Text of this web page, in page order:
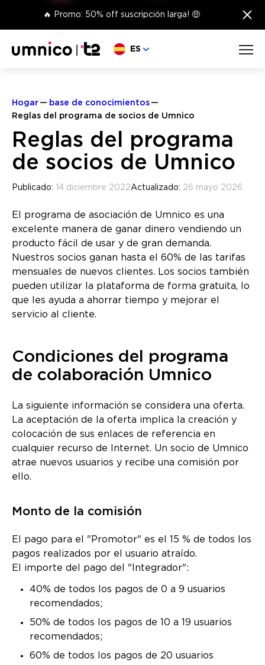
🔥 Promo: 50% off suscripción larga! 🤑 ×
Elige lengua
ES
Hogar
base de conocimientos
Reglas del programa de socios de Umnico
Reglas del programa
de socios de Umnico
Publicado: 14 diciembre 2022Actualizado: 26 mayo 2026
El programa de asociación de Umnico es una
excelente manera de ganar dinero vendiendo un
producto fácil de usar y de gran demanda.
Nuestros socios ganan hasta el 60% de las tarifas
mensuales de nuevos clientes. Los socios también
pueden utilizar la plataforma de forma gratuita, lo
que les ayuda a ahorrar tiempo y mejorar el
servicio al cliente.
Condiciones del programa
de colaboración Umnico
La siguiente información se considera una oferta.
La aceptación de la oferta implica la creación y
colocación de sus enlaces de referencia en
cualquier recurso de Internet. Un socio de Umnico
atrae nuevos usuarios y recibe una comisión por
ello.
Monto de la comisión
El pago para el "Promotor" es el 15 % de todos los
pagos realizados por el usuario atraído.
El importe del pago del "Integrador":
40% de todos los pagos de 0 a 9 usuarios
recomendados;
50% de todos los pagos de 10 a 19 usuarios
recomendados;
60% de todos los pagos de 20 usuarios